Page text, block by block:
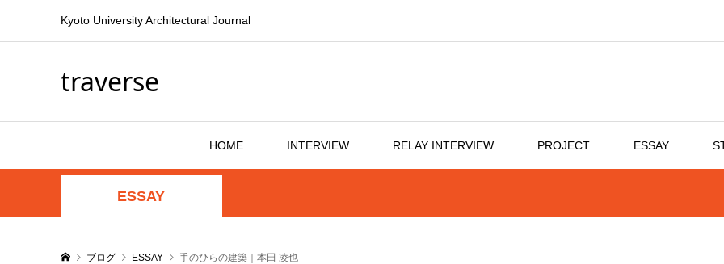
Kyoto University Architectural Journal
traverse
HOME INTERVIEW RELAY INTERVIEW PROJECT ESSAY
ESSAY
ブログ ESSAY 手のひらの建築｜本田 凌也